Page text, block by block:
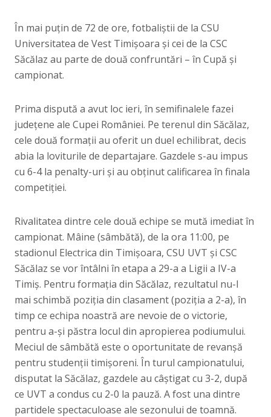
În mai puțin de 72 de ore, fotbaliștii de la CSU
Universitatea de Vest Timișoara și cei de la CSC
Săcălaz au parte de două confruntări – în Cupă și
campionat.
Prima dispută a avut loc ieri, în semifinalele fazei
județene ale Cupei României. Pe terenul din Săcălaz,
cele două formații au oferit un duel echilibrat, decis
abia la loviturile de departajare. Gazdele s-au impus
cu 6-4 la penalty-uri și au obținut calificarea în finala
competiției.
Rivalitatea dintre cele două echipe se mută imediat în
campionat. Mâine (sâmbătă), de la ora 11:00, pe
stadionul Electrica din Timișoara, CSU UVT și CSC
Săcălaz se vor întâlni în etapa a 29-a a Ligii a IV-a
Timiș. Pentru formația din Săcălaz, rezultatul nu-I
mai schimbă poziția din clasament (poziția a 2-a), în
timp ce echipa noastră are nevoie de o victorie,
pentru a-și păstra locul din apropierea podiumului.
Meciul de sâmbătă este o oportunitate de revanșă
pentru studenții timișoreni. În turul campionatului,
disputat la Săcălaz, gazdele au câștigat cu 3-2, după
ce UVT a condus cu 2-0 la pauză. A fost una dintre
partidele spectaculoase ale sezonului de toamnă.